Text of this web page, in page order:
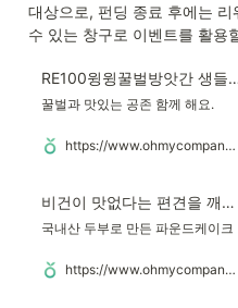
대상으로, 펀딩 종료 후에는
수 있는 창구로 이벤트를 활용
RE100윙윙꿀벌방
꿀벌과 맛있는 공존 함께 해요.
https://www.ohmycompany.com/reward/16504
비건이 맛없다는 편견을 깨부수는 지구본비건베이커리
국내산 두부로 만든 파운드케이크
https://www.ohmycompany.com/reward/1490161226